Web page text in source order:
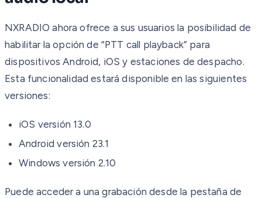
NXRADIO ahora ofrece a sus usuarios la posibilidad de
habilitar la opción de “PTT call playback” para
dispositivos Android, iOS y estaciones de despacho.
Esta funcionalidad estará disponible en las siguientes
versiones:
iOS versión 13.0
Android versión 23.1
Windows versión 2.10
Puede acceder a una grabación desde la pestaña de